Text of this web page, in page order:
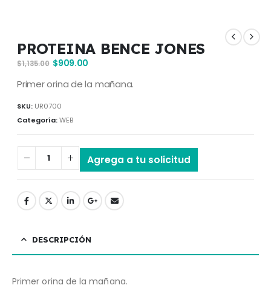
PROTEINA BENCE JONES
$1,135.00 $909.00
Primer orina de la mañana.
SKU: UR0700
Categoría:WEB
Agrega a tu solicitud
DESCRIPCIÓN
Primer orina de la mañana.